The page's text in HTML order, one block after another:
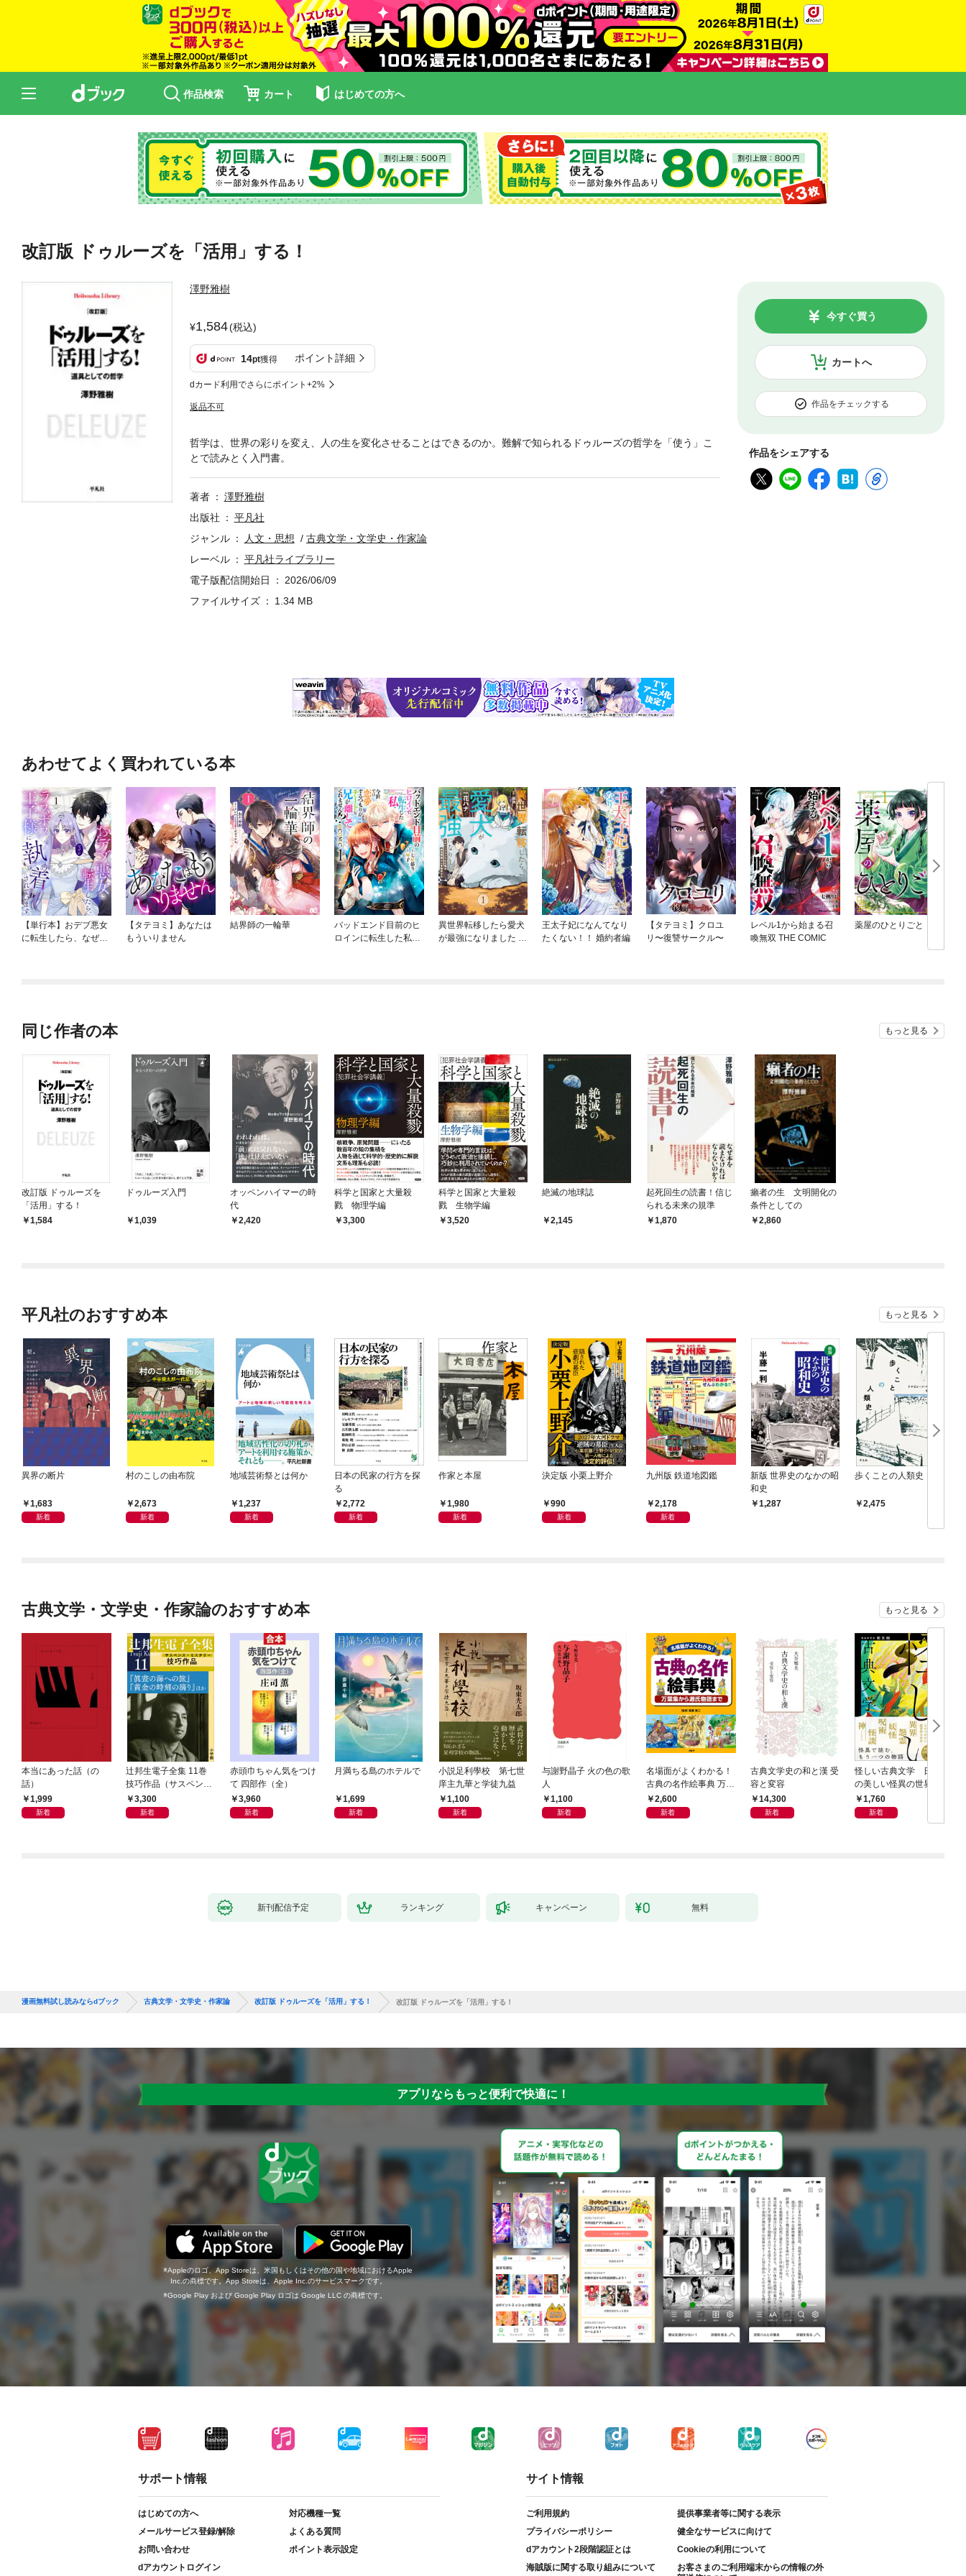
作品検索 カート はじめての方へ
改訂版 ドゥルーズを「活用」する！
澤野雅樹
1,584(税込)
14pt獲得 ポイント詳細
dカード利用でさらにポイント+2%
返品不可
カートへ
今すぐ買う
作品をチェックする
作品をシェアする
哲学は、世界の彩りを変え、人の生を変化させることはできるのか。難解で知られるドゥルーズの哲学を「使う」こ
とで読みとく入門書。
著者
澤野雅樹
出版社
平凡社
ジャンル
人文・思想
古典文学・文学史・作家論
レーベル
平凡社ライブラリー
電子版配信開始日
2026/06/09
ファイルサイズ
1.34 MB
あわせてよく買われている本
【単行本】おデブ悪女
に転生したら、なぜか
【タテヨミ】あなたは
もういりません
結界師の一輪華
バッドエンド目前のヒ
ロインに転生した私、
異世界転移したら愛犬
が最強になりました ～
王太子妃になんてなり
たくない！！ 婚約者編
【タテヨミ】クロユ
リ〜復讐サークル〜
レベル1から始まる召
喚無双 THE COMIC
薬屋のひとりごと
同じ作者の本 もっと見る
改訂版 ドゥルーズを
「活用」する！
1,584
ドゥルーズ入門
1,039
オッペンハイマーの時
代
2,420
科学と国家と大量殺
戮 物理学編
3,300
科学と国家と大量殺
戮 生物学編
3,520
絶滅の地球誌
2,145
起死回生の読書！信じ
られる未来の規準
1,870
癩者の生 文明開化の
条件としての
2,860
平凡社のおすすめ本 もっと見る
異界の断片
1,683
新着
村のこしの由布院
2,673
新着
地域芸術祭とは何か
1,237
新着
日本の民家の行方を探
る
2,772
新着
作家と本屋
1,980
新着
決定版 小栗上野介
990
新着
九州版 鉄道地図鑑
2,178
新着
新版 世界史のなかの昭
和史
1,287
歩くことの人類史
2,475
古典文学・文学史・作家論のおすすめ本 もっと見る
本当にあった話（の
話）
1,999
新着
辻邦生電子全集 11巻
技巧作品（サスペン
ス・ミステリー） 『眞
晝の海への旅』『黄金
3,300
新着
赤頭巾ちゃん気をつけ
て 四部作（全）
3,960
新着
月満ちる島のホテルで
1,699
新着
小説足利學校 第七世
庠主九華と学徒九益
1,100
新着
与謝野晶子 火の色の歌
人
1,100
新着
名場面がよくわかる！
古典の名作絵事典 万葉
集から源氏物語まで
2,600
新着
古典文学史の和と漢 受
容と変容
14,300
新着
怪しい古典文学 日本
の美しい怪異の世界
1,760
新着
新刊配信予定 ランキング キャンペーン 無料
漫画無料試し読みならdブック 古典文学・文学史・作家論 改訂版 ドゥルーズを「活用」する！ 改訂版 ドゥルーズを「活用」する！
アプリならもっと便利で快適に！
Appleのロゴ、App Storeは、米国もしくはその他の国や地域におけるApple
Inc.の商標です。App Storeは、Apple Inc.のサービスマークです。
Google Play および Google Play ロゴは Google LLC の商標です。
サポート情報
はじめての方へ
対応機種一覧
メールサービス登録/解除
よくある質問
お問い合わせ
ポイント表示設定
dアカウントログイン
サイト情報
ご利用規約
提供事業者等に関する表示
プライバシーポリシー
健全なサービスに向けて
dアカウント2段階認証とは
Cookieの利用について
海賊版に関する取り組みについて
お客さまのご利用端末からの情報の外